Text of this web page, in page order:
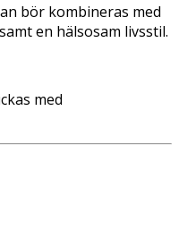
bör kombineras med
en hälsosam livsstil.
med